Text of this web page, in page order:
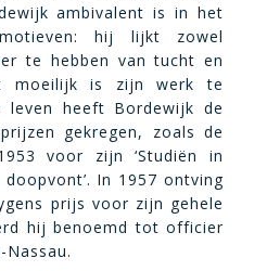
ambivalent is in het
hij lijkt zowel
te hebben van tucht en
moeilijk is zijn werk te
heeft Bordewijk de
gekregen, zoals de
voor zijn ‘Studiën in
doopvont’. In 1957 ontving
prijs voor zijn gehele
hij benoemd tot officier